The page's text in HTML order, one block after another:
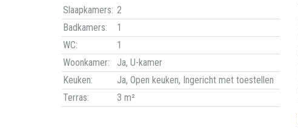
Slaapkamers: 2
Badkamers:
1
WC:
1
Woonkamer:
Ja, U-kamer
Keuken:
Ja, Open keuken, Ingericht met toestellen
Terras:
3 m²